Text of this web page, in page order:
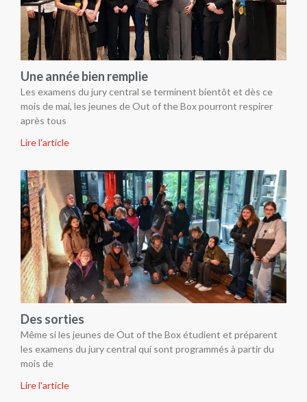
Une année bien remplie
Les examens du jury central se terminent bientôt et dès ce
mois de mai, les jeunes de Out of the Box pourront respirer
après tous
Lire l'article
Des sorties
Même si les jeunes de Out of the Box étudient et préparent
les examens du jury central qui sont programmés à partir du
mois de
Lire l'article